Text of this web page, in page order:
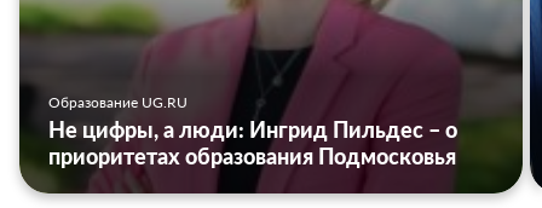
Образование UG.RU
Не цифры, а люди: Ингрид Пильдес – о
приоритетах образования Подмосковья